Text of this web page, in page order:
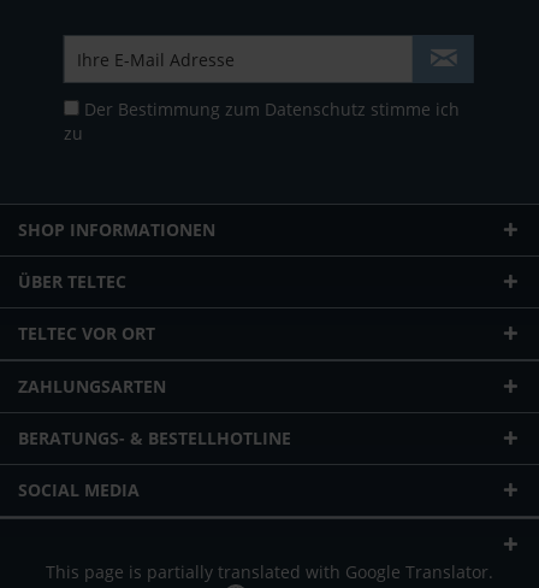
Der Bestimmung zum Datenschutz stimme ich
zu
SHOP INFORMATIONEN
ÜBER TELTEC
TELTEC VOR ORT
ZAHLUNGSARTEN
BERATUNGS- & BESTELLHOTLINE
SOCIAL MEDIA
This page is partially translated with Google Translator.